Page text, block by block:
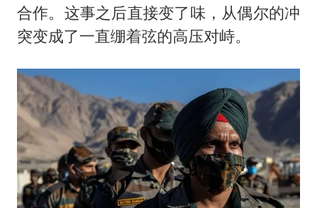
合作。这事之后直接变了味，从偶尔的冲
突变成了一直绷着弦的高压对峙。